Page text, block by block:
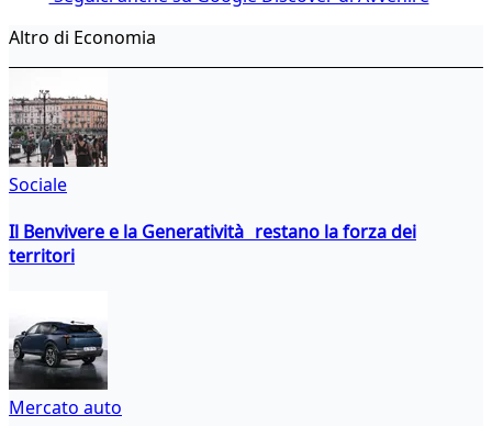
Altro di Economia
Sociale
Il Benvivere e la Generatività restano la forza dei
territori
Mercato auto